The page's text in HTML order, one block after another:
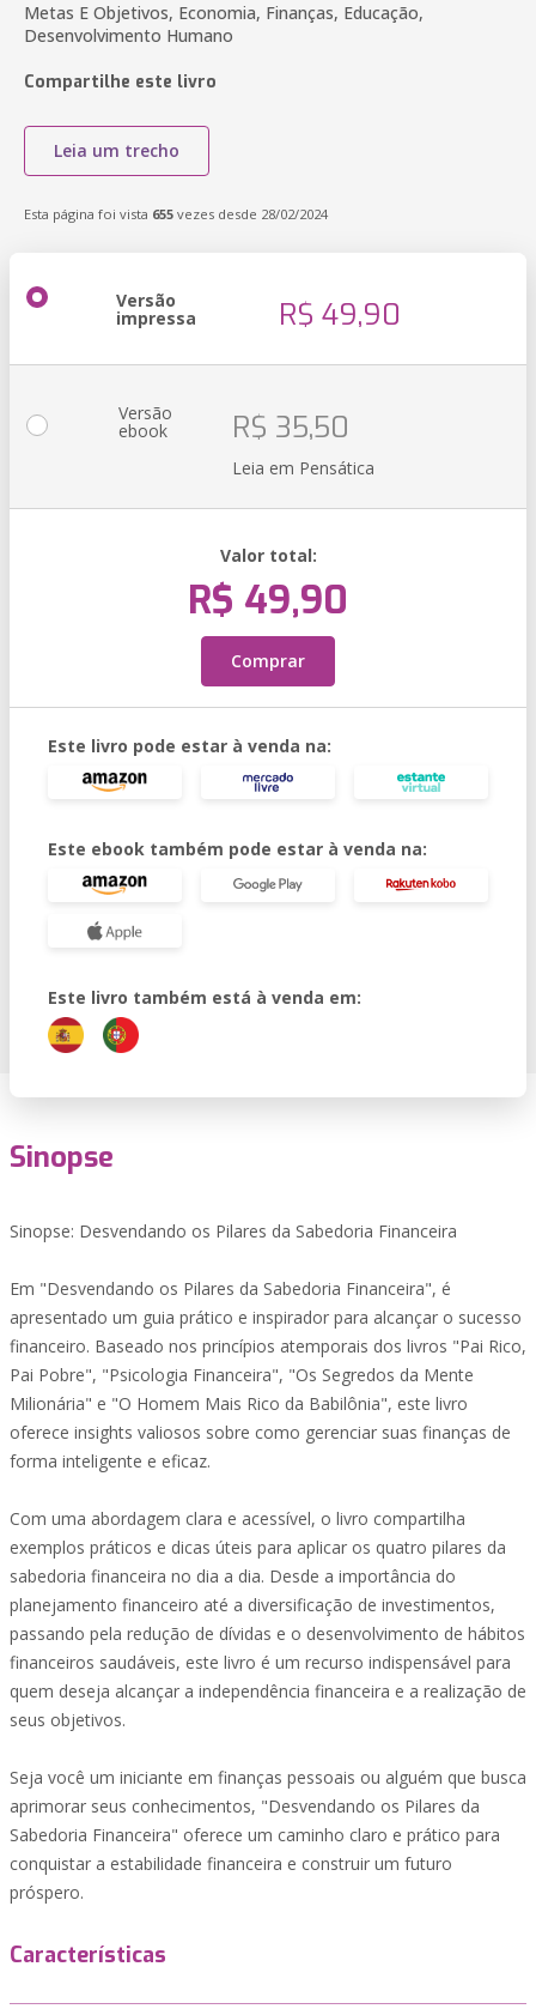
Metas E Objetivos, Economia, Finanças, Educação,
Desenvolvimento Humano
Compartilhe este livro
Leia um trecho
Esta página foi vista 655 vezes desde 28/02/2024
Versão
impressa R$ 49,90
Versão
ebook R$ 35,50
Leia em Pensática
Valor total:
R$ 49,90
Comprar
Este livro pode estar à venda na:
Este ebook também pode estar à venda na:
Este livro também está à venda em:
Sinopse
Sinopse: Desvendando os Pilares da Sabedoria Financeira
Em "Desvendando os Pilares da Sabedoria Financeira", é
apresentado um guia prático e inspirador para alcançar o sucesso
financeiro. Baseado nos princípios atemporais dos livros "Pai Rico,
Pai Pobre", "Psicologia Financeira", "Os Segredos da Mente
Milionária" e "O Homem Mais Rico da Babilônia", este livro
oferece insights valiosos sobre como gerenciar suas finanças de
forma inteligente e eficaz.
Com uma abordagem clara e acessível, o livro compartilha
exemplos práticos e dicas úteis para aplicar os quatro pilares da
sabedoria financeira no dia a dia. Desde a importância do
planejamento financeiro até a diversificação de investimentos,
passando pela redução de dívidas e o desenvolvimento de hábitos
financeiros saudáveis, este livro é um recurso indispensável para
quem deseja alcançar a independência financeira e a realização de
seus objetivos.
Seja você um iniciante em finanças pessoais ou alguém que busca
aprimorar seus conhecimentos, "Desvendando os Pilares da
Sabedoria Financeira" oferece um caminho claro e prático para
conquistar a estabilidade financeira e construir um futuro
próspero.
Características